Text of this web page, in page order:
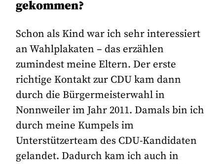
gekommen?
Schon als Kind war ich sehr interessiert
an Wahlplakaten – das erzählen
zumindest meine Eltern. Der erste
richtige Kontakt zur CDU kam dann
durch die Bürgermeisterwahl in
Nonnweiler im Jahr 2011. Damals bin ich
durch meine Kumpels im
Unterstützerteam des CDU-Kandidaten
gelandet. Dadurch kam ich auch in